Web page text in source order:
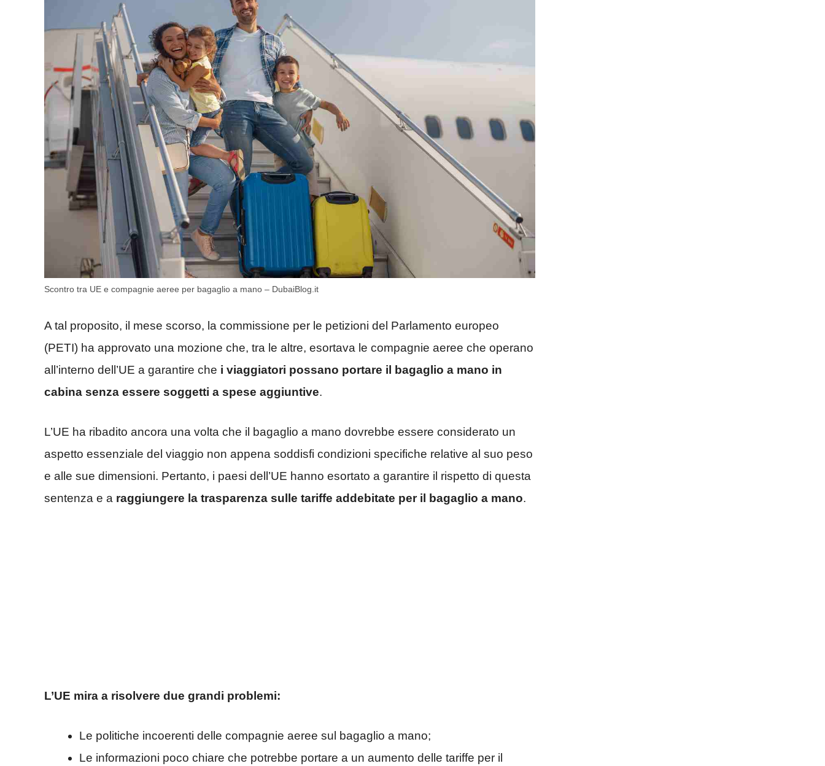
Scontro tra UE e compagnie aeree per bagaglio a mano – DubaiBlog.it
A tal proposito, il mese scorso, la commissione per le petizioni del Parlamento europeo
(PETI) ha approvato una mozione che, tra le altre, esortava le compagnie aeree che operano
all’interno dell’UE a garantire che i viaggiatori possano portare il bagaglio a mano in
cabina senza essere soggetti a spese aggiuntive.
L’UE ha ribadito ancora una volta che il bagaglio a mano dovrebbe essere considerato un
aspetto essenziale del viaggio non appena soddisfi condizioni specifiche relative al suo peso
e alle sue dimensioni. Pertanto, i paesi dell’UE hanno esortato a garantire il rispetto di questa
sentenza e a raggiungere la trasparenza sulle tariffe addebitate per il bagaglio a mano.
L’UE mira a risolvere due grandi problemi:
Le politiche incoerenti delle compagnie aeree sul bagaglio a mano;
Le informazioni poco chiare che potrebbe portare a un aumento delle tariffe per il